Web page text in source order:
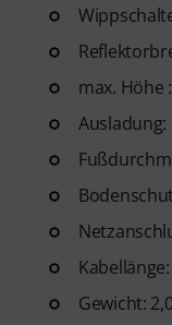
max. Höhe
Ausladung:
Gewicht: